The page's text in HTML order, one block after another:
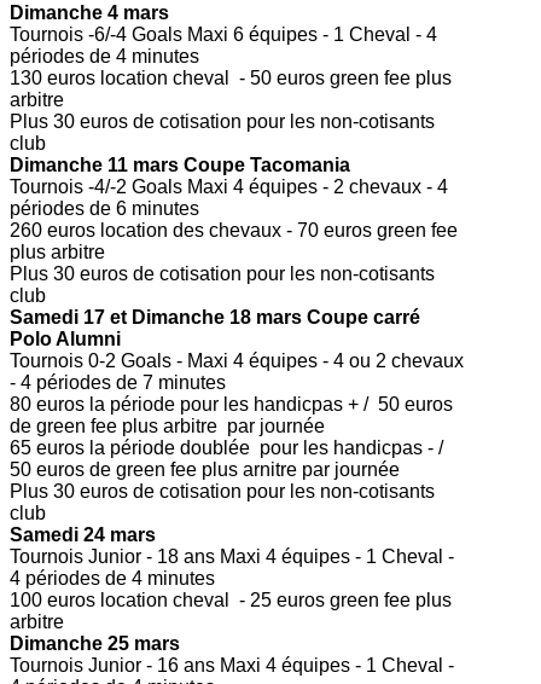
Dimanche 4 mars
Tournois -6/-4 Goals Maxi 6 équipes - 1 Cheval - 4
périodes de 4 minutes
130 euros location cheval - 50 euros green fee plus
arbitre
Plus 30 euros de cotisation pour les non-cotisants
club
Dimanche 11 mars Coupe Tacomania
Tournois -4/-2 Goals Maxi 4 équipes - 2 chevaux - 4
périodes de 6 minutes
260 euros location des chevaux - 70 euros green fee
plus arbitre
Plus 30 euros de cotisation pour les non-cotisants
club
Samedi 17 et Dimanche 18 mars Coupe carré
Polo Alumni
Tournois 0-2 Goals - Maxi 4 équipes - 4 ou 2 chevaux
- 4 périodes de 7 minutes
80 euros la période pour les handicpas + / 50 euros
de green fee plus arbitre par journée
65 euros la période doublée pour les handicpas - /
50 euros de green fee plus arnitre par journée
Plus 30 euros de cotisation pour les non-cotisants
club
Samedi 24 mars
Tournois Junior - 18 ans Maxi 4 équipes - 1 Cheval -
4 périodes de 4 minutes
100 euros location cheval - 25 euros green fee plus
arbitre
Dimanche 25 mars
Tournois Junior - 16 ans Maxi 4 équipes - 1 Cheval -